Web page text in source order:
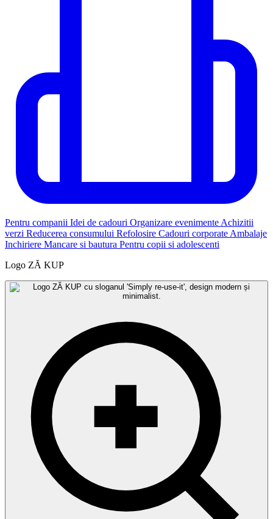
Pentru companii Idei de cadouri Organizare evenimente Achizitii
verzi Reducerea consumului Refolosire Cadouri corporate Ambalaje
Inchiriere Mancare si bautura Pentru copii si adolescenti
Logo ZĂ KUP